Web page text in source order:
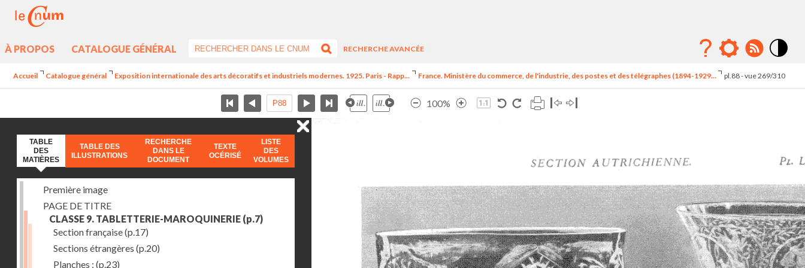
À PROPOS CATALOGUE GÉNÉRAL
RECHERCHE AVANCÉE
élévé
Accueil Catalogue général Exposition internationale des arts décoratifs et industriels modernes. 1925. Paris - Rapp... France. Ministère du commerce, de l'industrie, des postes et des télégraphes (1894-1929... pl.88 - vue 269/310
100%
TABLE
DES
MATIÈRES
TABLE DES
ILLUSTRATIONS
RECHERCHE
DANS LE
DOCUMENT
TEXTE
OCÉRISÉ
LISTE
DES
VOLUMES
Première image
PAGE DE TITRE
CLASSE 9. TABLETTERIE-MAROQUINERIE (p.7)
Section française(p.17)
Sections étrangères (p.20)
Planches : (p.23)